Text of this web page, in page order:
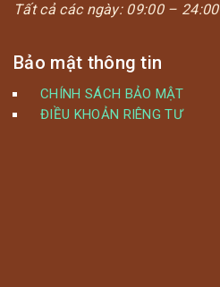
Tất cả các ngày: 09:00 – 24:00
Bảo mật thông tin
CHÍNH SÁCH BẢO MẬT
ĐIỀU KHOẢN RIÊNG TƯ